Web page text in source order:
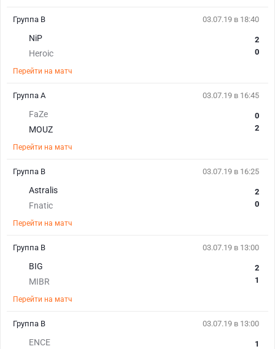
03.07.19 в 18:40
NiP
Heroic
2
0
Перейти на матч
Группа B
03.07.19 в 16:45
FaZe
MOUZ
0
2
Перейти на матч
Группа A
03.07.19 в 16:25
Astralis
Fnatic
2
0
Перейти на матч
Группа B
03.07.19 в 13:00
BIG
MIBR
2
1
Перейти на матч
Группа B
03.07.19 в 13:00
ENCE
1
Группа B